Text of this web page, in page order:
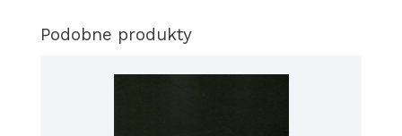
Podobne produkty